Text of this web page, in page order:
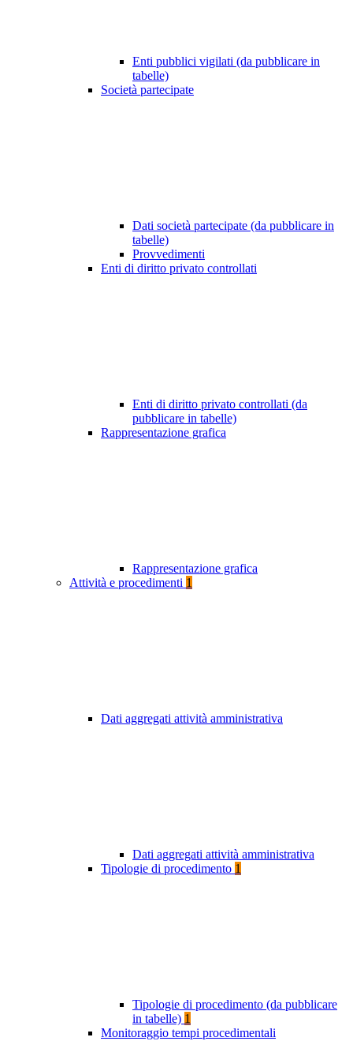
Enti pubblici vigilati (da pubblicare in
tabelle)
Società partecipate
Dati società partecipate (da pubblicare in
tabelle)
Provvedimenti
Enti di diritto privato controllati
Enti di diritto privato controllati (da
pubblicare in tabelle)
Rappresentazione grafica
Rappresentazione grafica
Attività e procedimenti 1
Dati aggregati attività amministrativa
Dati aggregati attività amministrativa
Tipologie di procedimento 1
Tipologie di procedimento (da pubblicare
in tabelle) 1
Monitoraggio tempi procedimentali